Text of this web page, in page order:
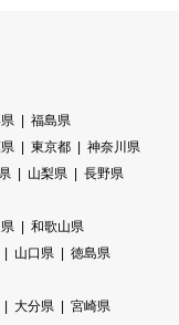
福島県
東京都
神奈川県
山梨県
長野県
和歌山県
山口県
徳島県
大分県
宮崎県